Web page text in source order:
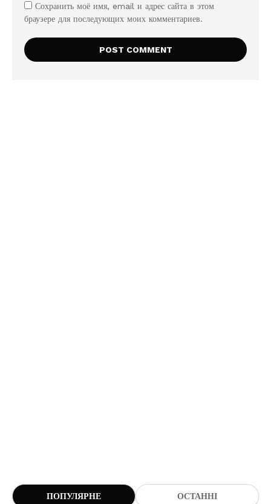
Сохранить моё имя, email и адрес сайта в этом
браузере для последующих моих комментариев.
ПОПУЛЯРНЕ ОСТАННІ